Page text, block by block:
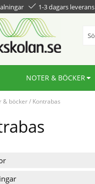
1-3 dagars leverans
NOTER & BÖCKER
& böcker/ Kontrabas